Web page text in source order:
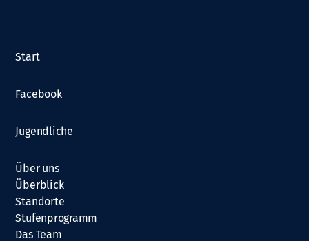
Start
Facebook
Jugendliche
Über uns
Überblick
Standorte
Stufenprogramm
Das Team